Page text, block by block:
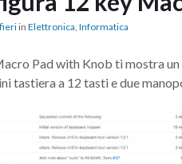
in Elettronica, Informatica
Pad with Knob ti mostra
tastiera a 12 tasti e due